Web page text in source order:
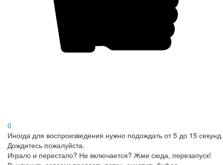
0
Иногда для воспроизведения нужно подождать от 5 до 15 секунд.
Дождитесь пожалуйста.
Играло и перестало? Не включается? Жми сюда, перезапуск!